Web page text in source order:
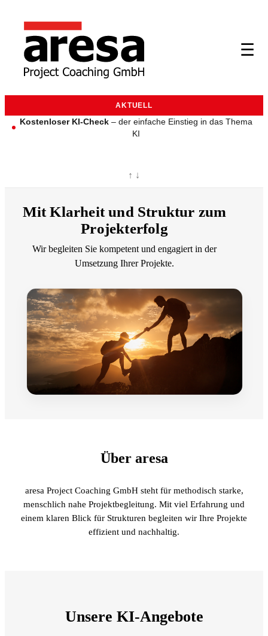
☰
AKTUELL
Kostenloser KI-Check– der einfache Einstieg in das Thema
KI
↑ ↓
Mit Klarheit und Struktur zum
Projekterfolg
Wir begleiten Sie kompetent und engagiert in der
Umsetzung Ihrer Projekte.
Über aresa
aresa Project Coaching GmbH steht für methodisch starke,
menschlich nahe Projektbegleitung. Mit viel Erfahrung und
einem klaren Blick für Strukturen begleiten wir Ihre Projekte
effizient und nachhaltig.
Unsere KI-Angebote